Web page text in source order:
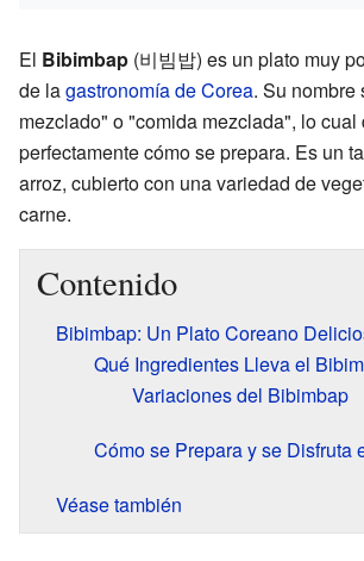
El Bibimbap (비빔밥) es un plato muy
de lagastronomía de Corea. Su
mezclado" o "comida mezclada", lo cual
perfectamente cómo se prepara. Es un
arroz, cubierto con una variedad de
carne.
Contenido
Bibimbap: Un Plato Coreano
Qué Ingredientes Lleva el
Variaciones del Bibimbap
Cómo se Prepara y se Disfruta
Véase también